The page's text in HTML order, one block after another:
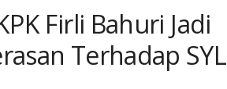
Firli Bahuri Jadi
Terhadap SYL